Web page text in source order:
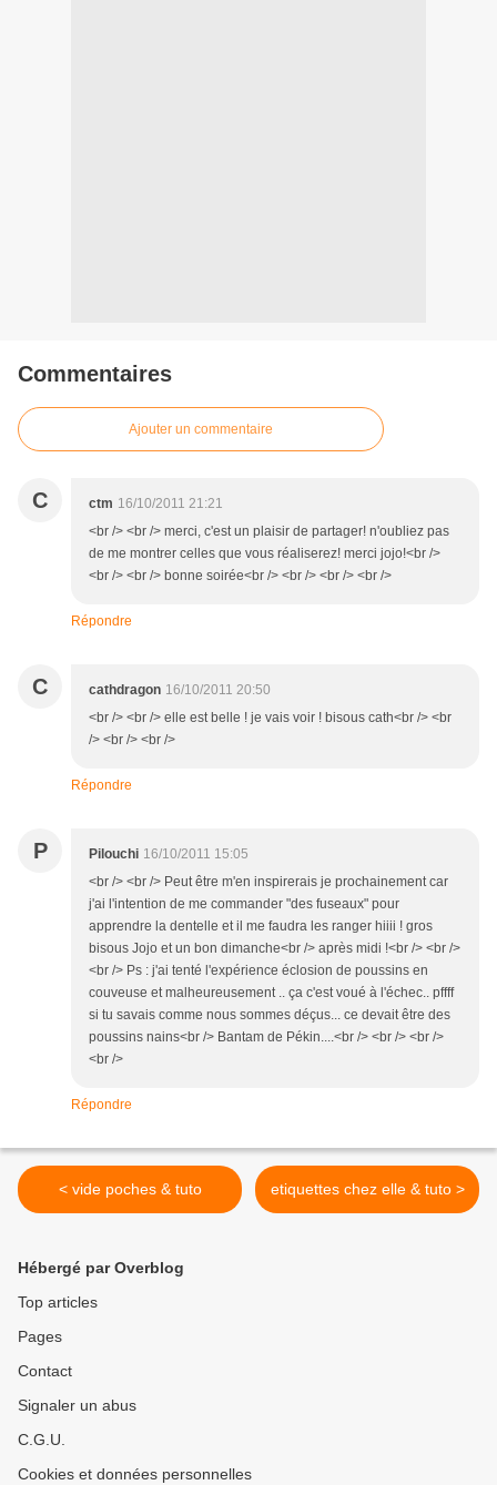
Commentaires
Ajouter un commentaire
C ctm 16/10/2011 21:21
<br /> <br /> merci, c'est un plaisir de partager! n'oubliez pas
de me montrer celles que vous réaliserez! merci jojo!<br />
<br /> <br /> bonne soirée<br /> <br /> <br /> <br />
Répondre
C cathdragon 16/10/2011 20:50
<br /> <br /> elle est belle ! je vais voir ! bisous cath<br /> <br
/> <br /> <br />
Répondre
P Pilouchi 16/10/2011 15:05
<br /> <br /> Peut être m'en inspirerais je prochainement car
j'ai l'intention de me commander "des fuseaux" pour
apprendre la dentelle et il me faudra les ranger hiiii ! gros
bisous Jojo et un bon dimanche<br /> après midi !<br /> <br />
<br /> Ps : j'ai tenté l'expérience éclosion de poussins en
couveuse et malheureusement .. ça c'est voué à l'échec.. pffff
si tu savais comme nous sommes déçus... ce devait être des
poussins nains<br /> Bantam de Pékin....<br /> <br /> <br />
<br />
Répondre
< vide poches & tuto etiquettes chez elle & tuto >
Hébergé par Overblog
Top articles
Pages
Contact
Signaler un abus
C.G.U.
Cookies et données personnelles